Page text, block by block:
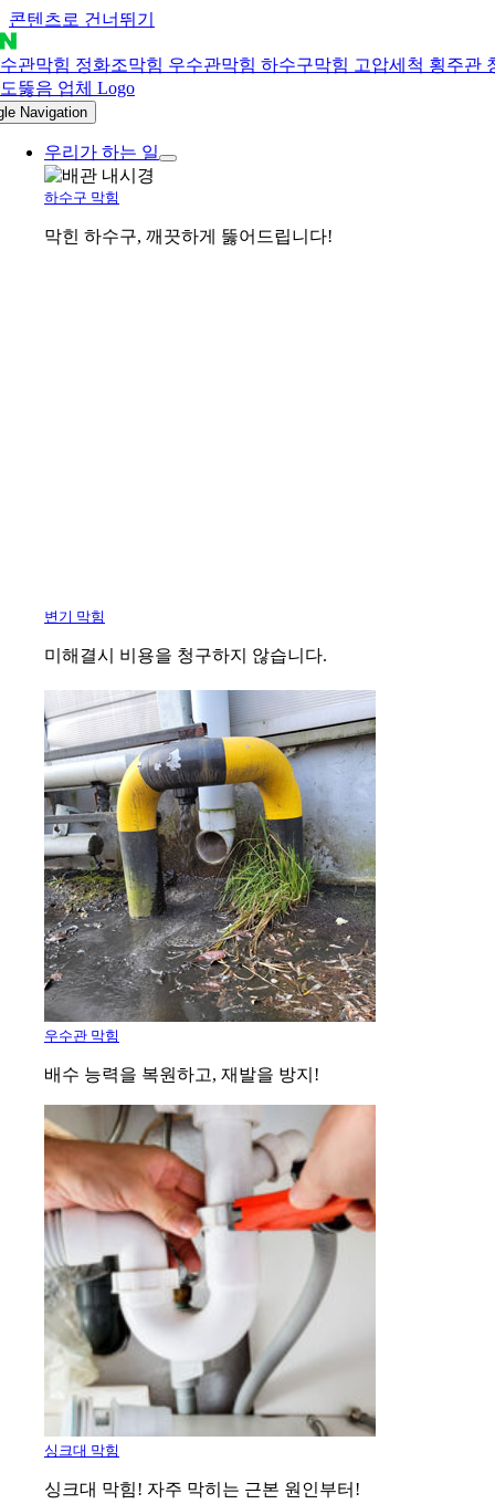
콘텐츠로 건너뛰기
Navigation
우리가 하는 일
하수구 막힘
막힌 하수구, 깨끗하게 뚫어드립니다!
변기 막힘
미해결시 비용을 청구하지 않습니다.
우수관 막힘
배수 능력을 복원하고, 재발을 방지!
싱크대 막힘
싱크대 막힘! 자주 막히는 근본 원인부터!